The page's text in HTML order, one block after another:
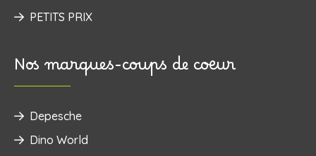
PETITS PRIX
Nos marques-coups de coeur
Depesche
Dino World